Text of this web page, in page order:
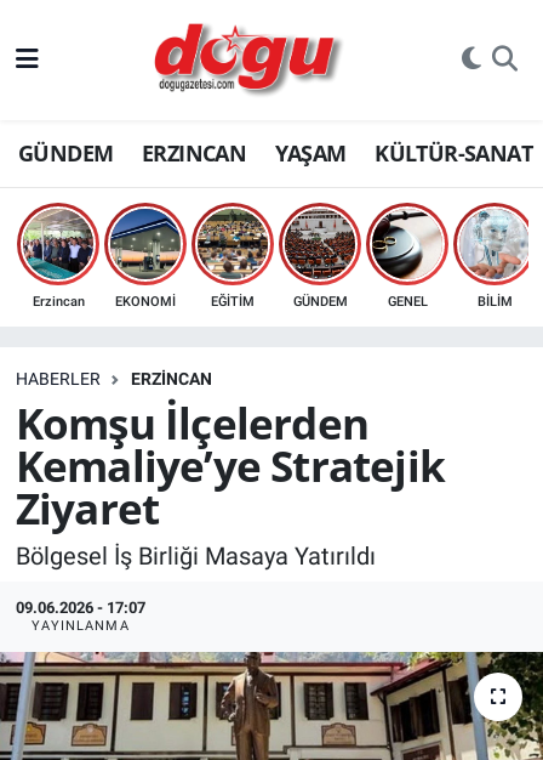
GÜNDEM ERZINCAN YAŞAM KÜLTÜR-SANAT
Erzincan EKONOMİ EĞİTİM GÜNDEM GENEL BİLİM
HABERLER ERZINCAN
Komşu İlçelerden
Kemaliye’ye Stratejik
Ziyaret
Bölgesel İş Birliği Masaya Yatırıldı
09.06.2026 - 17:07
YAYINLANMA
ERZINCAN
GÜNDEM
ERZİNCAN FOTOĞRAFLARI
SAĞLIK
Bilim, teknoloji
GENEL
Yerel Haber
Politika